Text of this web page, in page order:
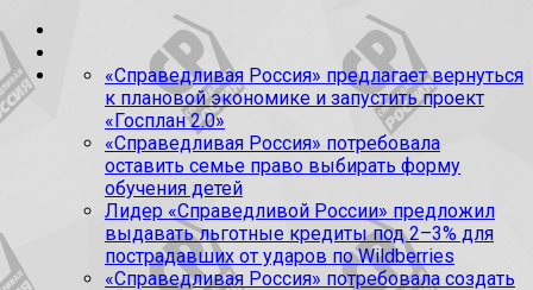
«Справедливая Россия» предлагает вернуться
к плановой экономике и запустить проект
«Госплан 2.0»
«Справедливая Россия» потребовала
оставить семье право выбирать форму
обучения детей
Лидер «Справедливой России» предложил
выдавать льготные кредиты под 2–3% для
пострадавших от ударов по Wildberries
«Справедливая Россия» потребовала создать